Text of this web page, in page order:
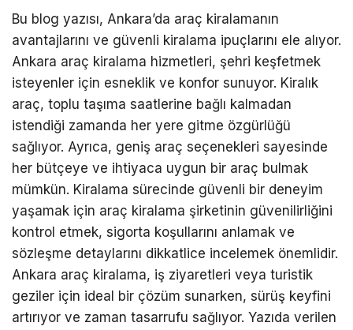
Bu blog yazısı, Ankara’da araç kiralamanın
avantajlarını ve güvenli kiralama ipuçlarını ele alıyor.
Ankara araç kiralama hizmetleri, şehri keşfetmek
isteyenler için esneklik ve konfor sunuyor. Kiralık
araç, toplu taşıma saatlerine bağlı kalmadan
istendiği zamanda her yere gitme özgürlüğü
sağlıyor. Ayrıca, geniş araç seçenekleri sayesinde
her bütçeye ve ihtiyaca uygun bir araç bulmak
mümkün. Kiralama sürecinde güvenli bir deneyim
yaşamak için araç kiralama şirketinin güvenilirliğini
kontrol etmek, sigorta koşullarını anlamak ve
sözleşme detaylarını dikkatlice incelemek önemlidir.
Ankara araç kiralama, iş ziyaretleri veya turistik
geziler için ideal bir çözüm sunarken, sürüş keyfini
artırıyor ve zaman tasarrufu sağlıyor. Yazıda verilen